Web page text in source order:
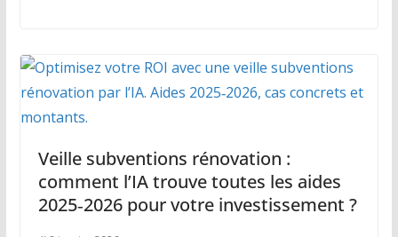
Veille subventions rénovation :
comment l’IA trouve toutes les aides
2025‑2026 pour votre investissement ?